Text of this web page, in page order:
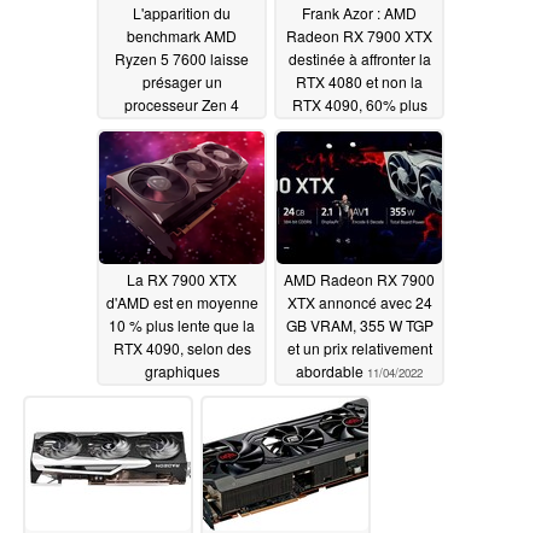
L'apparition du
benchmark AMD
Ryzen 5 7600 laisse
présager un
processeur Zen 4
abordable11/08/2022
Frank Azor : AMD
Radeon RX 7900 XTX
destinée à affronter la
RTX 4080 et non la
RTX 4090, 60% plus
chère, FSR 3 destinée
aux GPU non-RDNA 3
également
11/06/2022
La RX 7900 XTX
d'AMD est en moyenne
10 % plus lente que la
RTX 4090, selon des
graphiques
AMD Radeon RX 7900
XTX annoncé avec 24
GB VRAM, 355 W TGP
et un prix relativement
abordable 11/04/2022